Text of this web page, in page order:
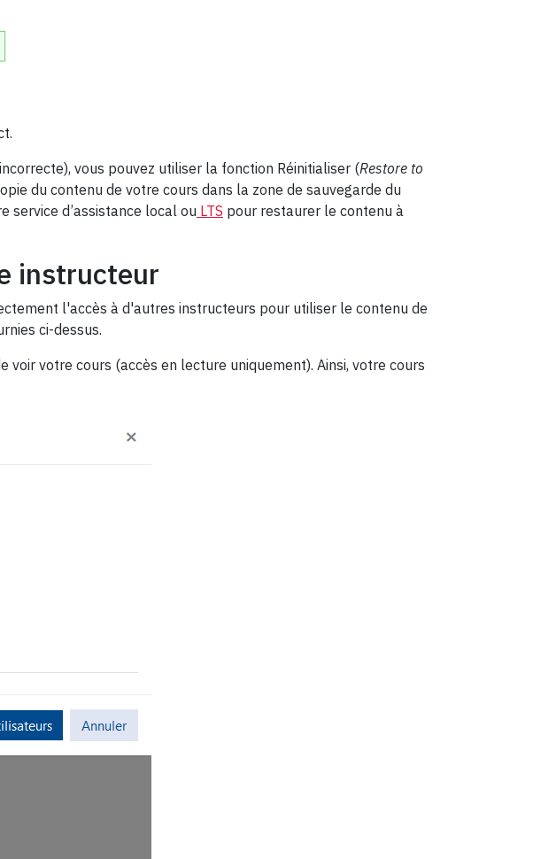
vous pouvez utiliser la fonction Réinitialiser (Restore to
du contenu de votre cours dans la zone de sauvegarde du
service d’assistance local ou LTS pour restaurer le contenu à
instructeur
l'accès à d'autres instructeurs pour utiliser le contenu de
ci-dessus.
votre cours (accès en lecture uniquement). Ainsi, votre cours